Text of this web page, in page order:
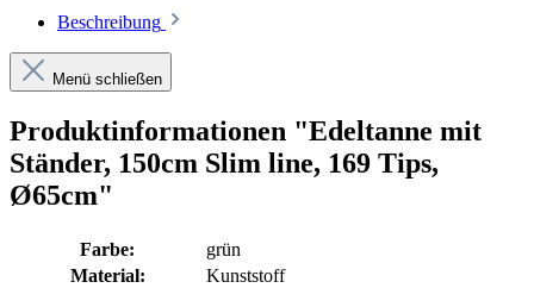
Beschreibung
Menü schließen
Produktinformationen "Edeltanne mit
Ständer, 150cm Slim line, 169 Tips,
Ø65cm"
Farbe:
grün
Material:
Kunststoff